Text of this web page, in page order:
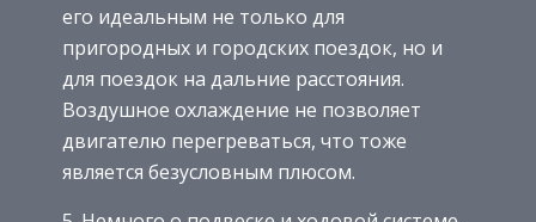
его идеальным не только для
пригородных и городских поездок, но и
для поездок на дальние расстояния.
Воздушное охлаждение не позволяет
двигателю перегреваться, что тоже
является безусловным плюсом.